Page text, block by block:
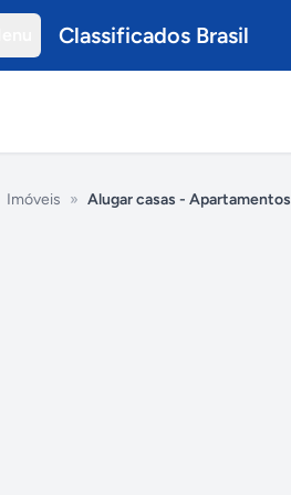
Classificados Brasil
Imóveis » Alugar casas - Apartamentos